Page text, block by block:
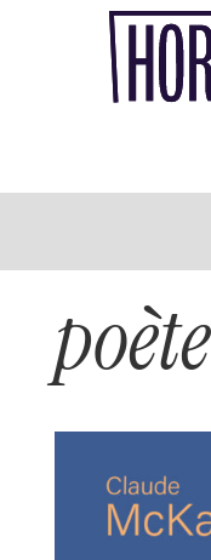
poète